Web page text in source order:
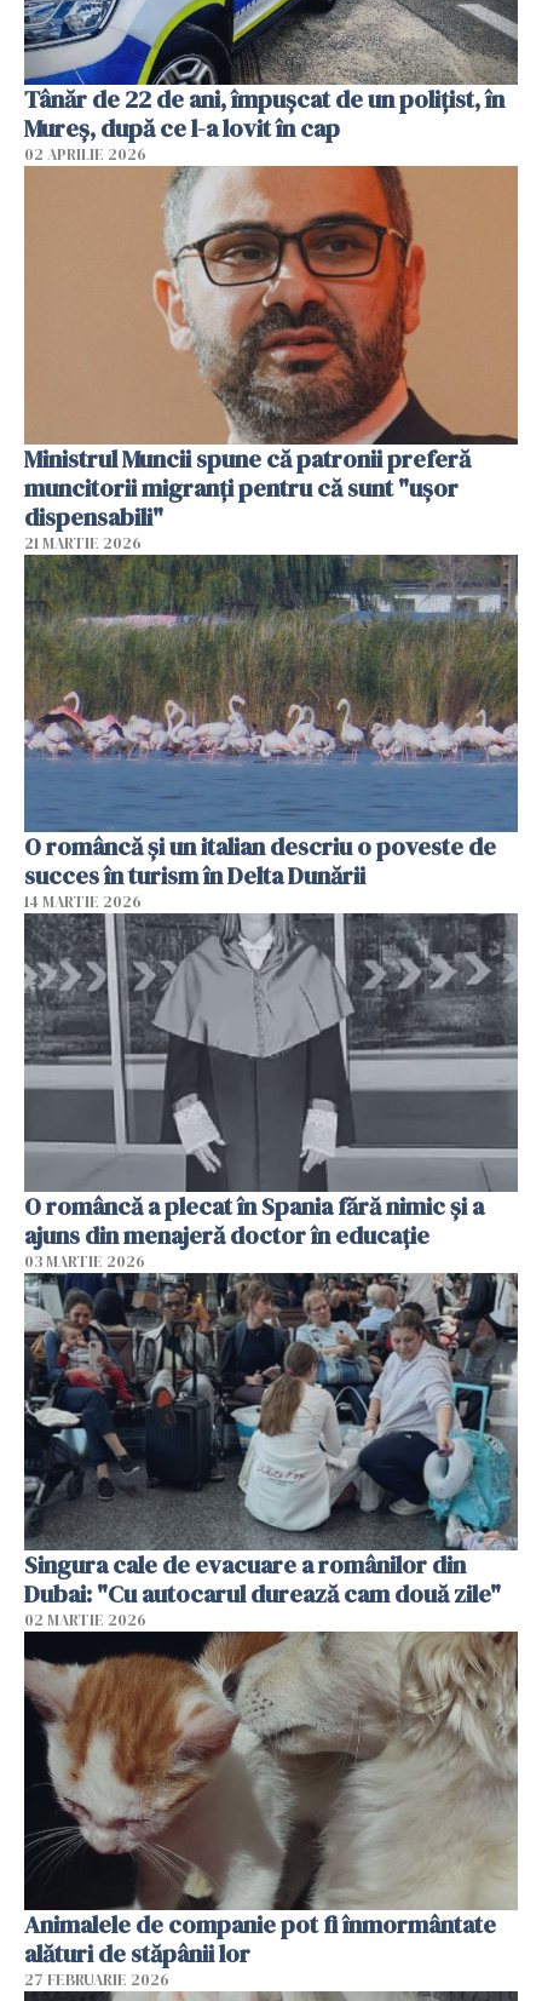
Tânăr de 22 de ani, împușcat de un polițist, în
Mureș, după ce l-a lovit în cap
02 APRILIE 2026
Ministrul Muncii spune că patronii preferă
muncitorii migranți pentru că sunt "uşor
dispensabili"
21 MARTIE 2026
O româncă și un italian descriu o poveste de
succes în turism în Delta Dunării
14 MARTIE 2026
O româncă a plecat în Spania fără nimic și a
ajuns din menajeră doctor în educație
03 MARTIE 2026
Singura cale de evacuare a românilor din
Dubai: "Cu autocarul durează cam două zile"
02 MARTIE 2026
Animalele de companie pot fi înmormântate
alături de stăpânii lor
27 FEBRUARIE 2026